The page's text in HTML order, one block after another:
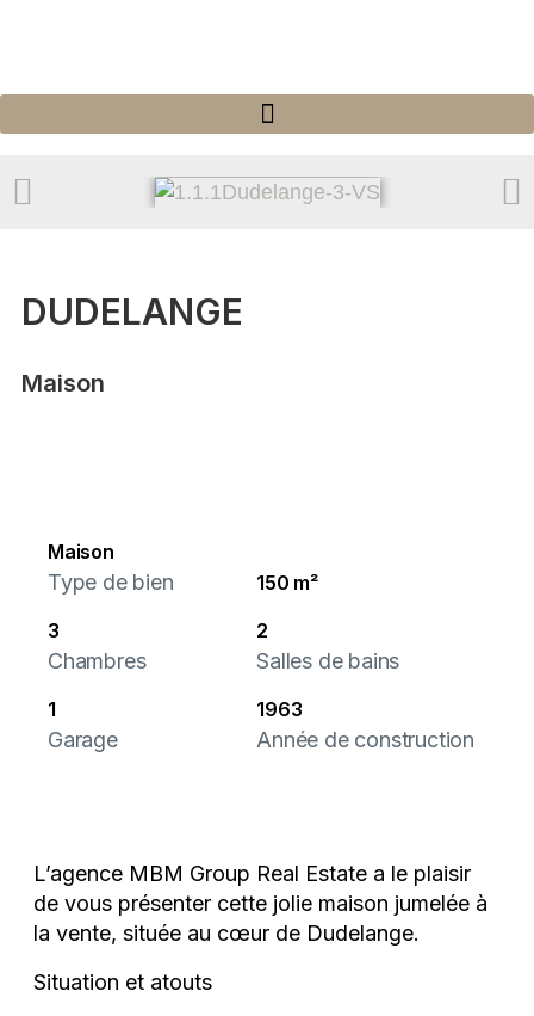
DUDELANGE
Maison
Maison
Type de bien
150 m²
3
Chambres
2
Salles de bains
1
Garage
1963
Année de construction
L’agence MBM Group Real Estate a le plaisir
de vous présenter cette jolie maison jumelée à
la vente, située au cœur de Dudelange.
Situation et atouts